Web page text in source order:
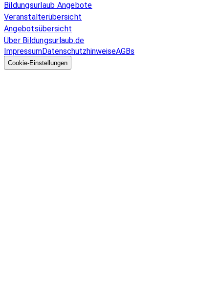
Bildungsurlaub Angebote
Veranstalterübersicht
Angebotsübersicht
Über Bildungsurlaub.de
ImpressumDatenschutzhinweiseAGBs
Cookie-Einstellungen